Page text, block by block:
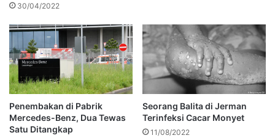
30/04/2022
Penembakan di Pabrik
Mercedes-Benz, Dua Tewas
Satu Ditangkap
Seorang Balita di Jerman
Terinfeksi Cacar Monyet
11/08/2022